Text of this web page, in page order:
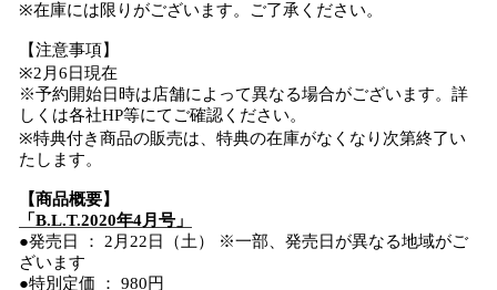
※在庫には限りがございます。ご了承ください。
【注意事項】
※2月6日現在
※予約開始日時は店舗によって異なる場合がございます。詳
しくは各社HP等にてご確認ください。
※特典付き商品の販売は、特典の在庫がなくなり次第終了い
たします。
【商品概要】
「​B.L.T.2020年4月号」
●発売日 ： 2月22日（土） ※一部、発売日が異なる地域がご
ざいます
●特別定価 ： 980円